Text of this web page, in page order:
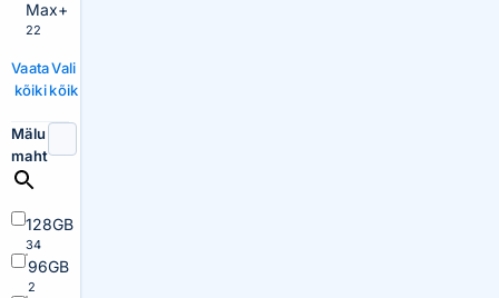
Max+
22
Vaata
kõiki
Vali
kõik
Mälu
maht
128GB
34
96GB
2